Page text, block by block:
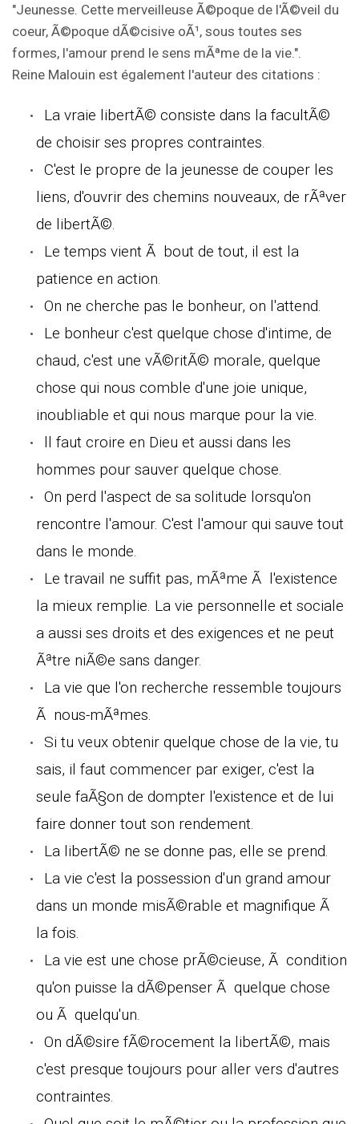
"Jeunesse. Cette merveilleuse Ã©poque de l'Ã©veil du
coeur, Ã©poque dÃ©cisive oÃ¹, sous toutes ses
formes, l'amour prend le sens mÃªme de la vie.".
Reine Malouin est également l'auteur des citations :
La vraie libertÃ© consiste dans la facultÃ©
de choisir ses propres contraintes.
C'est le propre de la jeunesse de couper les
liens, d'ouvrir des chemins nouveaux, de rÃªver
de libertÃ©.
Le temps vient Ã bout de tout, il est la
patience en action.
On ne cherche pas le bonheur, on l'attend.
Le bonheur c'est quelque chose d'intime, de
chaud, c'est une vÃ©ritÃ© morale, quelque
chose qui nous comble d'une joie unique,
inoubliable et qui nous marque pour la vie.
ll faut croire en Dieu et aussi dans les
hommes pour sauver quelque chose.
On perd l'aspect de sa solitude lorsqu'on
rencontre l'amour. C'est l'amour qui sauve tout
dans le monde.
Le travail ne suffit pas, mÃªme Ã l'existence
la mieux remplie. La vie personnelle et sociale
a aussi ses droits et des exigences et ne peut
Ãªtre niÃ©e sans danger.
La vie que l'on recherche ressemble toujours
Ã nous-mÃªmes.
Si tu veux obtenir quelque chose de la vie, tu
sais, il faut commencer par exiger, c'est la
seule faÃ§on de dompter l'existence et de lui
faire donner tout son rendement.
La libertÃ© ne se donne pas, elle se prend.
La vie c'est la possession d'un grand amour
dans un monde misÃ©rable et magnifique Ã
la fois.
La vie est une chose prÃ©cieuse, Ã condition
qu'on puisse la dÃ©penser Ã quelque chose
ou Ã quelqu'un.
On dÃ©sire fÃ©rocement la libertÃ©, mais
c'est presque toujours pour aller vers d'autres
contraintes.